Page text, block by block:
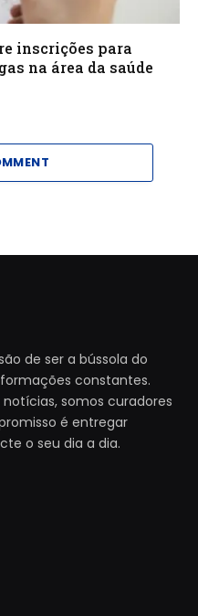
inscrições para
na área da saúde
de ser a bússola do
constantes.
somos curadores
é entregar
o seu dia a dia.